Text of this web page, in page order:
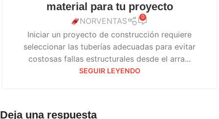
material para tu proyecto
NORVENTAS 0
Iniciar un proyecto de construcción requiere
seleccionar las tuberías adecuadas para evitar
costosas fallas estructurales desde el arra...
SEGUIR LEYENDO
Deja una respuesta